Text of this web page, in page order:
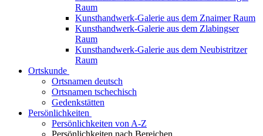
Raum
Kunsthandwerk-Galerie aus dem Znaimer Raum
Kunsthandwerk-Galerie aus dem Zlabingser
Raum
Kunsthandwerk-Galerie aus dem Neubistritzer
Raum
Ortskunde
Ortsnamen deutsch
Ortsnamen tschechisch
Gedenkstätten
Persönlichkeiten
Persönlichkeiten von A-Z
Persönlichkeiten nach Bereichen